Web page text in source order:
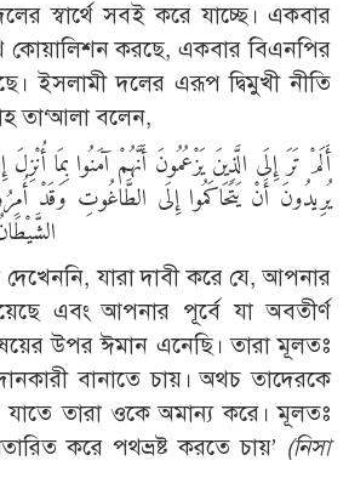
স্বার্থে সবই করে যাচ্ছে। একবার
কোয়ালিশন করছে, একবার বিএনপির
ইসলামী দলের এরূপ দ্বিমুখী নীতি
তা‘আলা বলেন,
أَلَمْ تَرَ إِلَى الَّذِينَ يَزْعُمُونَ أَنَّهُمْ آمَنُوا بِمَا
يُرِيدُونَ أَنْ يَتَحَاكَمُوا إِلَى الطَّاغُوتِ وَقَدْ
যারা দাবী করে যে, আপনার
এবং আপনার পূর্বে যা অবতীর্ণ
উপর ঈমান এনেছি। তারা মূলতঃ
বানাতে চায়। অথচ তাদেরকে
যাতে তারা ওকে অমান্য করে। মূলতঃ
করে পথভ্রষ্ট করতে চায়’ (নিসা